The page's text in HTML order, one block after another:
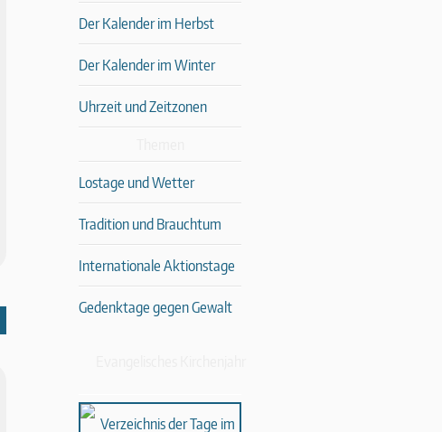
Der Kalender im Herbst
Der Kalender im Winter
Uhrzeit und Zeitzonen
Lostage und Wetter
Tradition und Brauchtum
Internationale Aktionstage
Gedenktage gegen Gewalt